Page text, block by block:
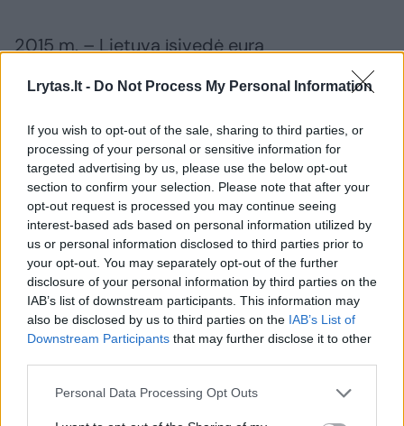
Lrytas.lt - Do Not Process My Personal Information
If you wish to opt-out of the sale, sharing to third parties, or
processing of your personal or sensitive information for
targeted advertising by us, please use the below opt-out
section to confirm your selection. Please note that after your
opt-out request is processed you may continue seeing
interest-based ads based on personal information utilized by
us or personal information disclosed to third parties prior to
your opt-out. You may separately opt-out of the further
disclosure of your personal information by third parties on the
IAB’s list of downstream participants. This information may
also be disclosed by us to third parties on the IAB’s List of
Downstream Participants that may further disclose it to other
Personal Data Processing Opt Outs
2015 m. – Lietuva įsivedė eurą
sąjungos pergalė
2017 m. – Vokietijoje rastas 1918 m. vasario 16
d. Nepriklausomybės Akto originalas lietuvių
kalba
2018 m. – popiežiaus Pranciškaus vizitas
Lietuvoje (rugsėjo 22, 23 d.)
2019 m. – Lietuvos prezidento rinkimai